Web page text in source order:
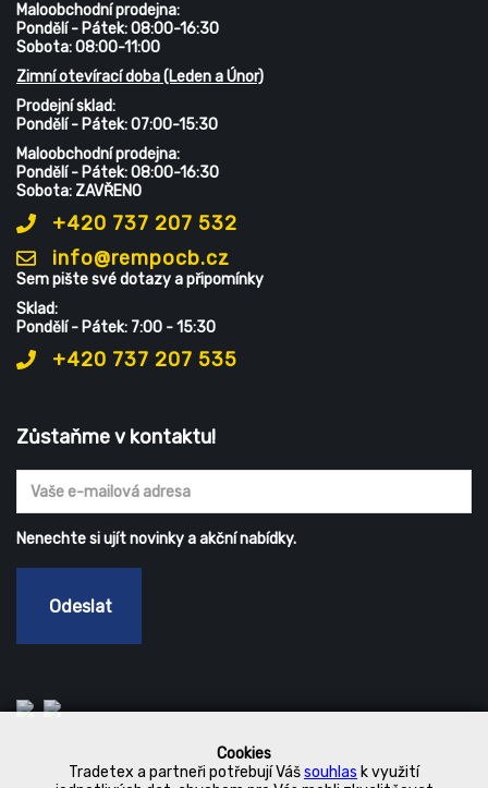
Cookies
Tradetex a partneři potřebují Vášsouhlas k využití
Maloobchodní prodejna:
Pondělí - Pátek: 08:00-16:30
Sobota: 08:00-11:00
Zimní otevírací doba (Leden a Únor)
Prodejní sklad:
Pondělí - Pátek: 07:00-15:30
Maloobchodní prodejna:
Pondělí - Pátek: 08:00-16:30
Sobota: ZAVŘENO
+420 737 207 532
info@rempocb.cz
Sem pište své dotazy a připomínky
Sklad:
Pondělí - Pátek: 7:00 - 15:30
+420 737 207 535
Zůstaňme v kontaktu!
Nenechte si ujít novinky a akční nabídky.
Odeslat